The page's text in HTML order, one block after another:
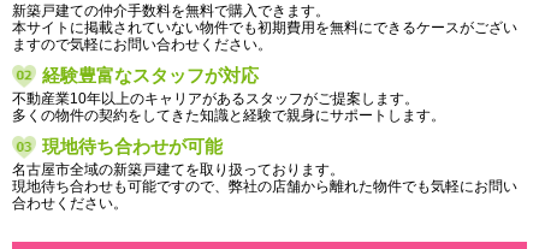
新築戸建ての仲介手数料を無料で購入できます。
本サイトに掲載されていない物件でも初期費用を無料にできるケースがござい
ますので気軽にお問い合わせください。
経験豊富なスタッフが対応
不動産業10年以上のキャリアがあるスタッフがご提案します。
多くの物件の契約をしてきた知識と経験で親身にサポートします。
現地待ち合わせが可能
名古屋市全域の新築戸建てを取り扱っております。
現地待ち合わせも可能ですので、弊社の店舗から離れた物件でも気軽にお問い
合わせください。